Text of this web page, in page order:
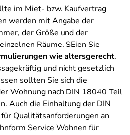
im Miet- bzw. Kaufvertrag
werden mit Angabe der
der Größe und der
Räume. SEien Sie
wie altersgerecht.
und nicht gesetzlich
sollten Sie sich die
Wohnung nach DIN 18040 Teil
Auch die Einhaltung der DIN
Qualitätsanforderungen an
Service Wohnen für